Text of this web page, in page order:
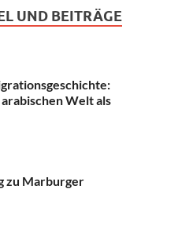
UND BEITRÄGE
Welt als
zu Marburger